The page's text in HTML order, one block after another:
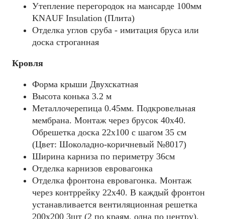
Утепление перегородок на мансарде 100мм
KNAUF Insulation (Плита)
Отделка углов сруба - имитация бруса или
доска строганная
Кровля
Форма крыши Двухскатная
Высота конька 3.2 м
Металлочерепица 0.45мм. Подкровельная
мембрана. Монтаж через брусок 40x40.
Обрешетка доска 22х100 с шагом 35 см
(Цвет: Шоколадно-коричневый №8017)
Ширина карниза по периметру 36см
Отделка карнизов евровагонка
Отделка фронтона евровагонка. Монтаж
через контррейку 22x40. В каждый фронтон
устанавливается вентиляционная решетка
200х200 3шт (2 по краям, одна по центру).